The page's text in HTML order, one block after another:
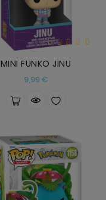
MINI FUNKO JINU
9,99 €Precio